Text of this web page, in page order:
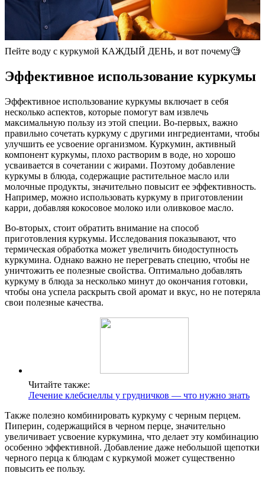
Пейте воду с куркумой КАЖДЫЙ ДЕНЬ, и вот почему🧐
Эффективное использование куркумы
Эффективное использование куркумы включает в себя
несколько аспектов, которые помогут вам извлечь
максимальную пользу из этой специи. Во-первых, важно
правильно сочетать куркуму с другими ингредиентами, чтобы
улучшить ее усвоение организмом. Куркумин, активный
компонент куркумы, плохо растворим в воде, но хорошо
усваивается в сочетании с жирами. Поэтому добавление
куркумы в блюда, содержащие растительное масло или
молочные продукты, значительно повысит ее эффективность.
Например, можно использовать куркуму в приготовлении
карри, добавляя кокосовое молоко или оливковое масло.
Во-вторых, стоит обратить внимание на способ
приготовления куркумы. Исследования показывают, что
термическая обработка может увеличить биодоступность
куркумина. Однако важно не перегревать специю, чтобы не
уничтожить ее полезные свойства. Оптимально добавлять
куркуму в блюда за несколько минут до окончания готовки,
чтобы она успела раскрыть свой аромат и вкус, но не потеряла
свои полезные качества.
Читайте также:
Лечение клебсиеллы у грудничков — что нужно знать
Также полезно комбинировать куркуму с черным перцем.
Пиперин, содержащийся в черном перце, значительно
увеличивает усвоение куркумина, что делает эту комбинацию
особенно эффективной. Добавление даже небольшой щепотки
черного перца к блюдам с куркумой может существенно
повысить ее пользу.